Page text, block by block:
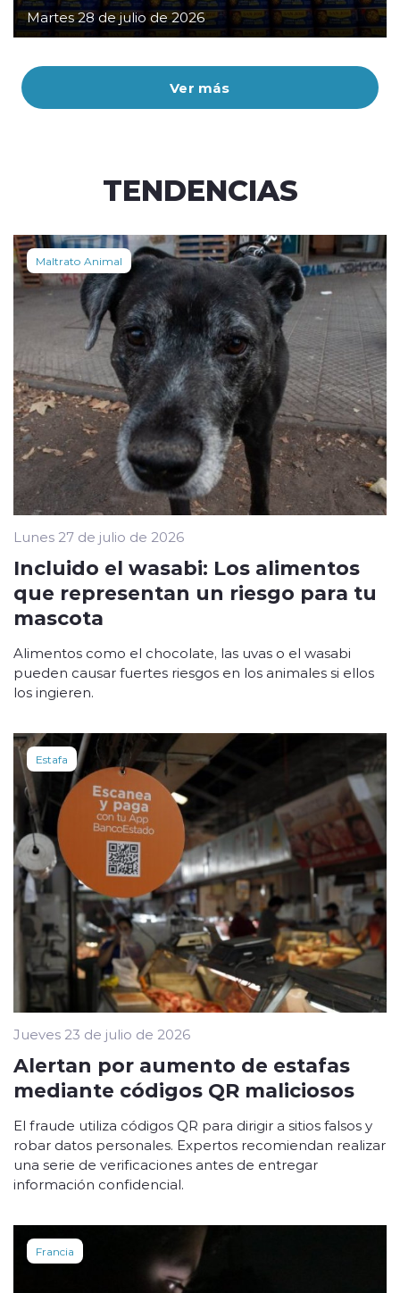
Ver más
Martes 28 de julio de 2026
TENDENCIAS
Maltrato Animal
Lunes 27 de julio de 2026
Incluido el wasabi: Los alimentos
que representan un riesgo para tu
mascota
Alimentos como el chocolate, las uvas o el wasabi
pueden causar fuertes riesgos en los animales si ellos
los ingieren.
Estafa
Jueves 23 de julio de 2026
Alertan por aumento de estafas
mediante códigos QR maliciosos
El fraude utiliza códigos QR para dirigir a sitios falsos y
robar datos personales. Expertos recomiendan realizar
una serie de verificaciones antes de entregar
información confidencial.
Francia